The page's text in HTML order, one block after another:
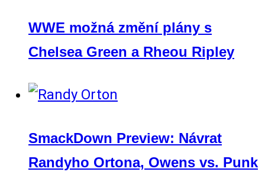
WWE možná změní plány s
Chelsea Green a Rheou Ripley
SmackDown Preview: Návrat
Randyho Ortona, Owens vs. Punk